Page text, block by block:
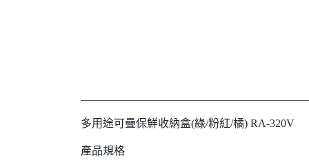
多用途可疊保鮮收納盒(綠/粉紅/橘) RA-320V
產品規格